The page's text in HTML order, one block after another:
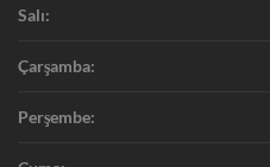
Salı:
Çarşamba:
Perşembe: